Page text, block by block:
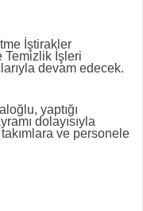
İştirakler
Temizlik İşleri
devam edecek.
yaptığı
dolayısıyla
ve personele